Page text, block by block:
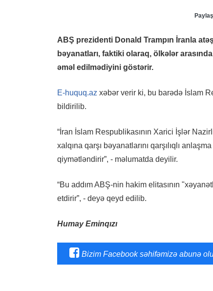
ABŞ prezidenti Donald Trampın İranla
bəyanatları, faktiki olaraq, ölkələr
əməl edilmədiyini göstərir.
E-huquq.az xəbər verir ki, bu barədə İslam
bildirilib.
“İran İslam Respublikasının Xarici İşlər
xalqına qarşı bəyanatlarını qarşılıqlı
qiymətləndirir”, - məlumatda deyilir.
“Bu addım ABŞ-nin hakim elitasının
etdirir”, - deyə qeyd edilib.
Humay Eminqızı
Bizim Facebook səhifəmizə abunə